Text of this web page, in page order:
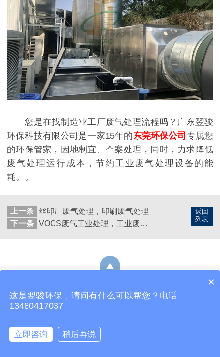
您是在找制造业工厂废气处理流程吗？广东翌骏
环保科技有限公司是一家15年的东莞环保公司 专属您
的环保管家，因地制宜、个案处理，同时，力求降低
废气处理运行成本，节约工业废气处理设备的能
耗。。
返回
列表
上一条
丝印厂废气处理，印刷废气处理
下一条
VOCS废气工业处理，工业废气处理
热线：19878229349
×
这是翌骏环保，请问有什么可以帮您？电话
13480417037
立即咨询 稍后再说